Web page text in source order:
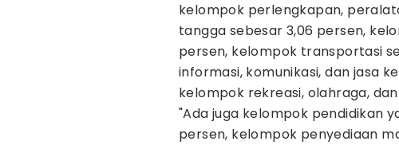
kelompok perlengkapan,
tangga sebesar 3,06 persen,
persen, kelompok transportasi
informasi, komunikasi, dan jasa
kelompok rekreasi, olahraga,
"Ada juga kelompok pendidikan
persen, kelompok penyediaan